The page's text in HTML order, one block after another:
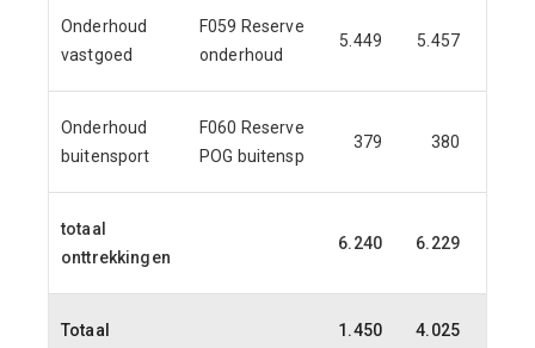
Onderhoud
vastgoed
F059 Reserve
onderhoud
5.449 5.457
Onderhoud
buitensport
F060 Reserve
POG buitensp
379 380
totaal
onttrekkingen
6.240 6.229
Totaal
1.450 4.025